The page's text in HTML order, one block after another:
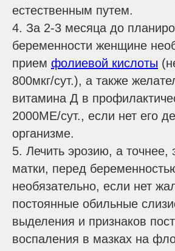
естественным путем.
4. За 2-3 месяца до
беременности женщине
прием фолиевой кислоты
800мкг/сут.), а также
витамина Д в
2000МЕ/сут., если нет его
организме.
5. Лечить эрозию, а точнее,
матки, перед
необязательно, если нет
постоянные обильные
выделения и признаков
воспаления в мазках на